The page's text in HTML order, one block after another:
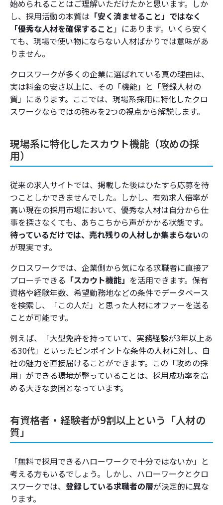
始められることはご理解いただけたかと思います。しか
し、採用活動の本質は 「安く済ませること」ではなく
「優秀な人材を確保すること 」にあります。いくら安く
ても、現場で使い物にならない人材ばかりでは意味があ
りません。
クロスワークが多くの企業に選ばれている真の理由は、
実は料金の安さ以上に、その「機能」と「登録人材の
質」にあります。ここでは、現場系採用に特化したクロ
スワークならではの強みを2つの視点から解説します。
現場系に特化したスカウト機能（攻めの採
用）
従来の求人サイトでは、掲載した後はひたすら応募を待
つことしかできませんでした。しかし、有効求人倍率が
高い現在の採用市場において、優秀な人材は自分から仕
事を探さなくても、あちこちから声がかかる状態です。
待っているだけでは、売れ残りの人材しか集まらないの
が現実です。
クロスワークでは、企業側から気になる求職者に直接ア
プローチできる 「スカウト機能」 を活用できます。保有
資格や経験年数、希望勤務地などの条件でデータベース
を検索し、「この人だ」と思った人材にオファーを送る
ことが可能です。
例えば、「大型免許を持っていて、実務経験が3年以上あ
る30代」といったピンポイントな条件の人材に対し、自
社の魅力を直接届けることができます。この「攻めの採
用」ができる環境が整っていることは、採用成功率を高
める大きな要因となっています。
有資格者・経験者が9割以上という「人材の
質」
「無料で採用できるハローワークで十分ではないか」と
考える方もいるでしょう。しかし、ハローワークとクロ
スワークでは、 登録している求職者の層が決定的に異な
ります。